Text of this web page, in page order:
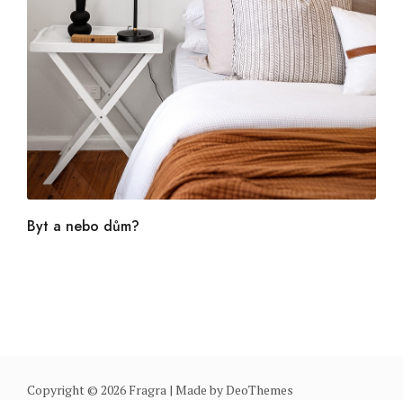
Byt a nebo dům?
Copyright © 2026 Fragra | Made byDeoThemes